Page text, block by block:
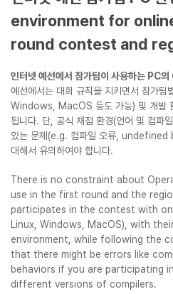
environment for
round contest and
인터넷 예선에서 참가팀이 사용하는 PC
예선에서는 대회 규칙을 지키면서 참가
Windows, MacOS 등도 가능) 및 개발
됩니다. 단, 공식 채점 환경(언어 및 컴파
있는 문제(e.g. 컴파일 오류, undefined
대해서 유의하여야 합니다.
There is no constraint about
use in the first round and the
participates in the contest with
Linux, Windows, MacOS), with
environment, while following the
that there might be errors like
behaviors if you are participating
different versions of compilers.